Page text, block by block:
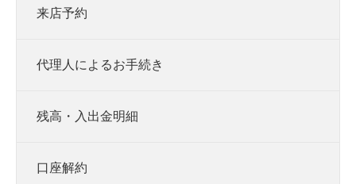
来店予約
代理人によるお手続き
残高・入出金明細
口座解約